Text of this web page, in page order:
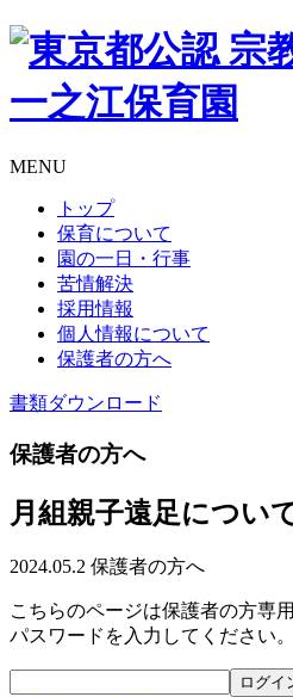
MENU
トップ
保育について
園の一日・行事
苦情解決
採用情報
個人情報について
保護者の方へ
書類ダウンロード
保護者の方へ
月組親子遠足につい
2024.05.2 保護者の方へ
こちらのページは保護者の方専
パスワードを入力してください。